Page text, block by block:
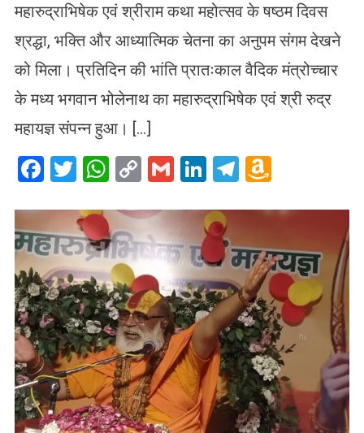
महारुद्राभिषेक एवं श्रीराम कथा महोत्सव के षष्ठम दिवस
श्रद्धा, भक्ति और आध्यात्मिक चेतना का अनुपम संगम देखने
को मिला। प्रतिदिन की भांति प्रातःकाल वैदिक मंत्रोच्चार
के मध्य भगवान भोलेनाथ का महारुद्राभिषेक एवं श्री रुद्र
महायज्ञ संपन्न हुआ। […]
Facebook
Twitter
WhatsApp
CopyGmailLinkedIn
Telegram
List